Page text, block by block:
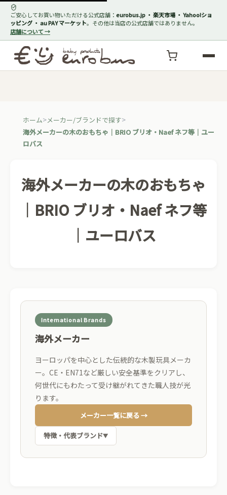
ご安心してお買い物いただける公式店舗： eurobus.jp ・ 楽天市場 ・ Yahoo!ショ
ッピング ・ au PAY マーケット。その他は当店の公式店舗ではありません。
店舗について →
ホーム メーカー/ブランドで探す
海外メーカーの木のおもちゃ｜BRIO ブリオ・Naef ネフ等｜ユー
ロバス
海外メーカーの木のおもちゃ
｜BRIO ブリオ・Naef ネフ等
｜ユーロバス
International Brands
海外メーカー
ヨーロッパを中心とした伝統的な木製玩具メーカ
ー。CE・EN71など厳しい安全基準をクリアし、
何世代にもわたって受け継がれてきた職人技が光
ります。
メーカー一覧に戻る →
特徴・代表ブランド▼